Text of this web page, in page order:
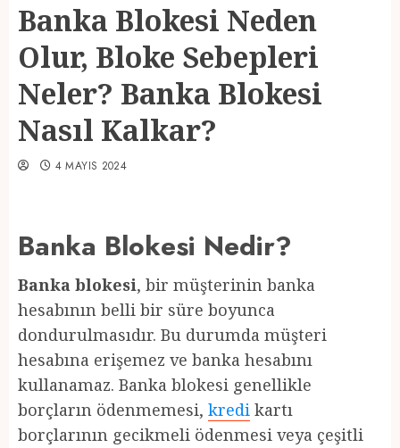
Banka Blokesi Neden
Olur, Bloke Sebepleri
Neler? Banka Blokesi
Nasıl Kalkar?
4 MAYIS 2024
Banka Blokesi Nedir?
Banka blokesi, bir müşterinin banka
hesabının belli bir süre boyunca
dondurulmasıdır. Bu durumda müşteri
hesabına erişemez ve banka hesabını
kullanamaz. Banka blokesi genellikle
borçların ödenmemesi, kredi kartı
borçlarının gecikmeli ödenmesi veya çeşitli